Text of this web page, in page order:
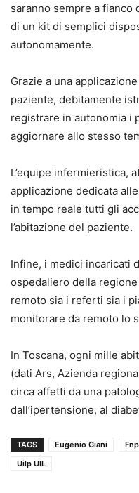
saranno sempre a fianco
di un kit di semplici
autonomamente.
Grazie a una
paziente, debitamente
registrare in autonomia i
aggiornare allo stesso
L’equipe infermieristica,
applicazione dedicata
in tempo reale tutti gli
l’abitazione del paziente.
Infine, i medici incaricati
ospedaliero della
remoto sia i referti sia i
monitorare da remoto lo
In Toscana, ogni mille
(dati Ars, Azienda
circa affetti da una
dall’ipertensione, al
TAGS Eugenio Giani
Uilp UIL